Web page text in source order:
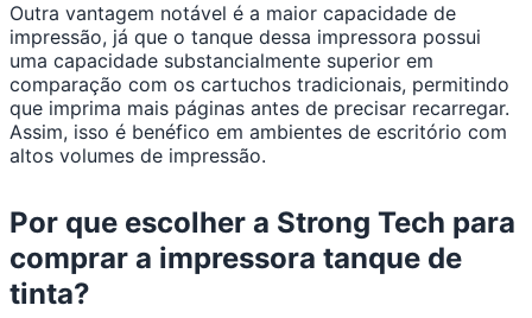
Outra vantagem notável é a maior capacidade de
impressão, já que o tanque dessa impressora possui
uma capacidade substancialmente superior em
comparação com os cartuchos tradicionais, permitindo
que imprima mais páginas antes de precisar recarregar.
Assim, isso é benéfico em ambientes de escritório com
altos volumes de impressão.
Por que escolher a Strong Tech para
comprar a impressora tanque de
tinta?